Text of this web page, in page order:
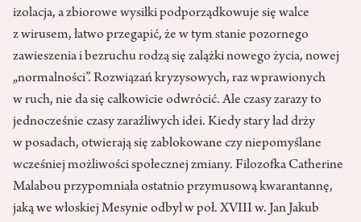
izolacja, a zbiorowe wysiłki podporządkowuje się walce
z wirusem, łatwo przegapić, że w tym stanie pozornego
zawieszenia i bezruchu rodzą się zalążki nowego życia, nowej
„normalności”. Rozwiązań kryzysowych, raz wprawionych
w ruch, nie da się całkowicie odwrócić. Ale czasy zarazy to
jednocześnie czasy zaraźliwych idei. Kiedy stary ład drży
w posadach, otwierają się zablokowane czy niepomyślane
wcześniej możliwości społecznej zmiany. Filozofka Catherine
Malabou przypomniała ostatnio przymusową kwarantannę,
jaką we włoskiej Mesynie odbył w poł. XVIII w. Jan Jakub